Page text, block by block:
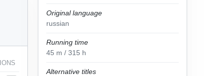
Original language
russian
Running time
45 m / 315 h
Alternative titles